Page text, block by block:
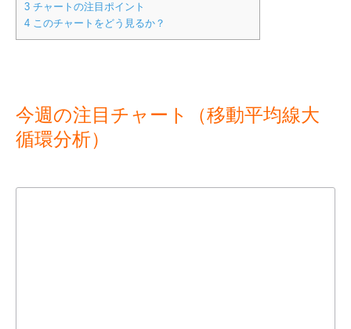
3 チャートの注目ポイント
4 このチャートをどう見るか？
今週の注目チャート（移動平均線大
循環分析）